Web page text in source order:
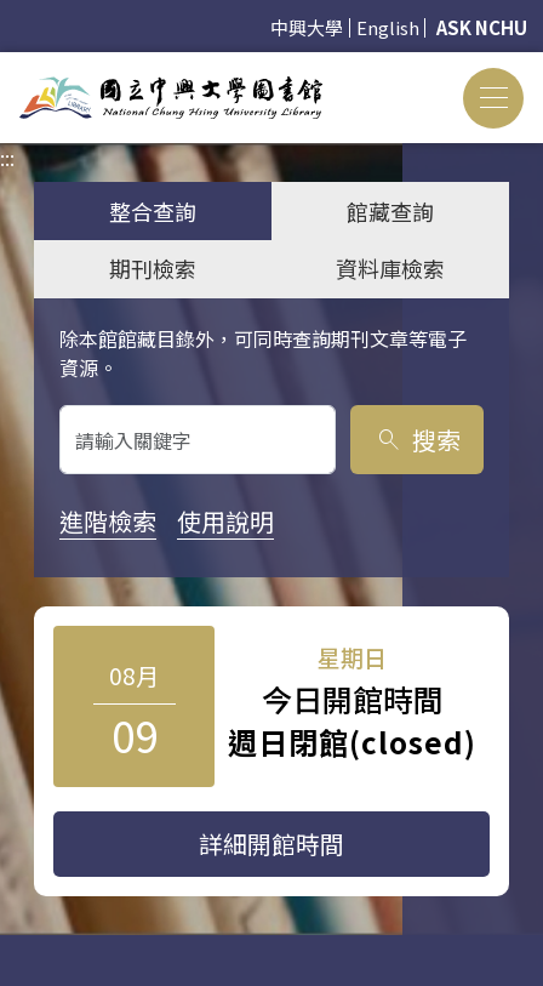
中興大學 English ASK NCHU
:::
整合查詢
館藏查詢
期刊檢索
資料庫檢索
除本館館藏目錄外，可同時查詢期刊文章等電子
資源。
關鍵字搜尋
search 搜索
進階檢索 使用說明
08月
09
星期日
今日開館時間
週日閉館(closed)
詳細開館時間